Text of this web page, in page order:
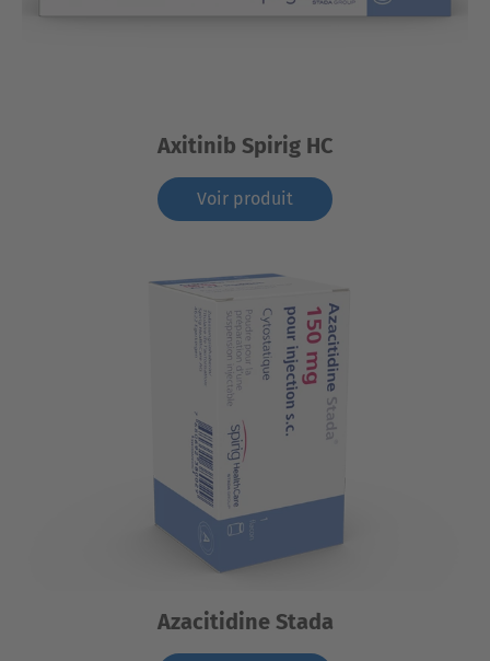
Axitinib Spirig HC
Voir produit
Azacitidine Stada